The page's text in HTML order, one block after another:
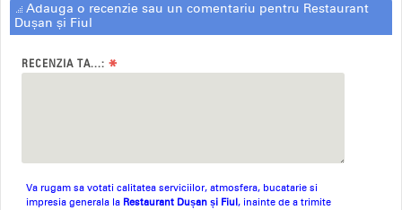
Adauga o recenzie sau un comentariu pentru Restaurant
Dușan și Fiul
RECENZIA TA...: *
Va rugam sa votati calitatea serviciilor, atmosfera, bucatarie si
impresia generala la Restaurant Dușan și Fiul , inainte de a trimite